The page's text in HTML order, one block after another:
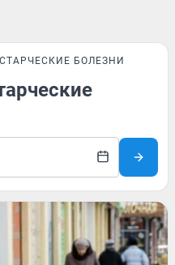
СТАРЧЕСКИЕ БОЛЕЗНИ